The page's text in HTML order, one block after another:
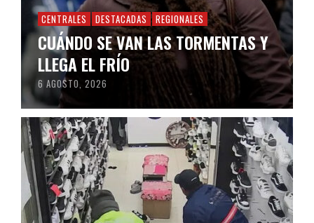
CENTRALES DESTACADAS REGIONALES
CUÁNDO SE VAN LAS TORMENTAS Y
LLEGA EL FRÍO
6 AGOSTO, 2026